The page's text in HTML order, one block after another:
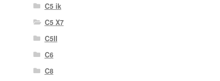
C5 ik
C5 X7
C5II
C6
C8